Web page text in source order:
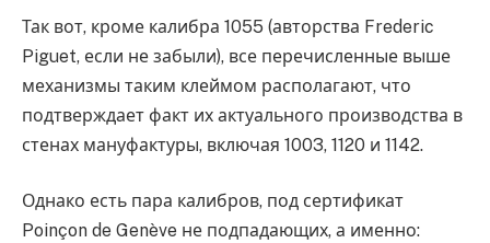
Так вот, кроме калибра 1055 (авторства Frederic
Piguet, если не забыли), все перечисленные выше
механизмы таким клеймом располагают, что
подтверждает факт их актуального производства в
стенах мануфактуры, включая 1003, 1120 и 1142.
Однако есть пара калибров, под сертификат
Poinçon de Genève не подпадающих, а именно: